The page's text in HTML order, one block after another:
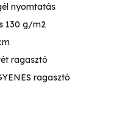
nyomtatás
130 g/m2
ragasztó
ragasztó